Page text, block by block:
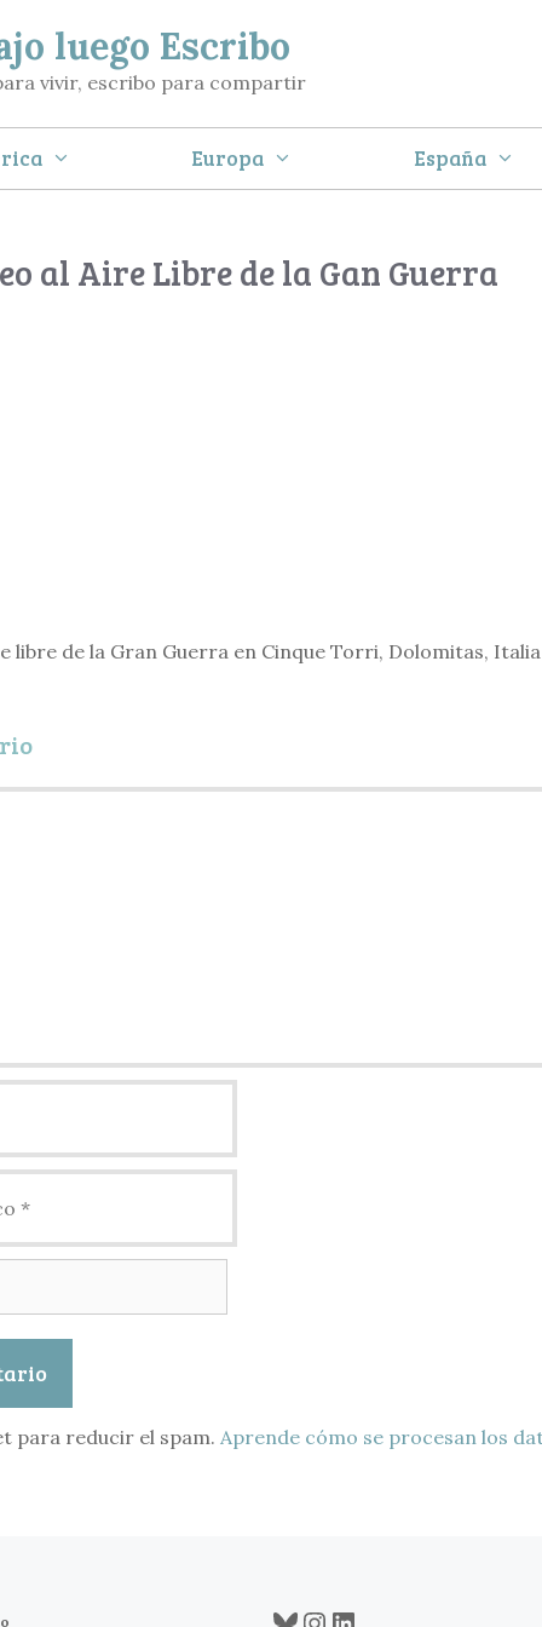
luego Escribo
vivir, escribo para compartir
Europa España
al Aire Libre de la Gan Guerra
libre de la Gran Guerra en Cinque Torri, Dolomitas,
para reducir el spam. Aprende cómo se procesan los